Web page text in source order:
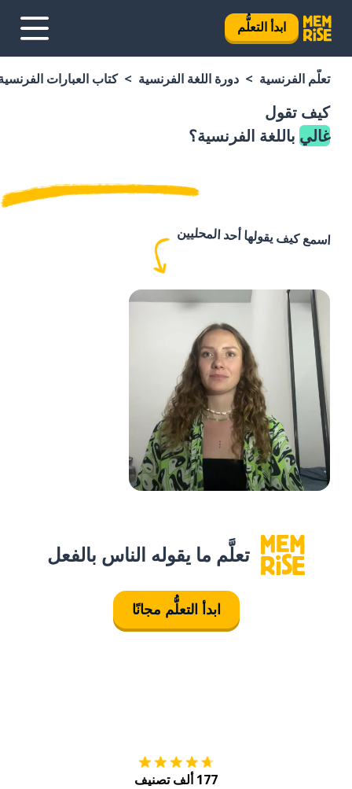
ابدأ التعلُّم
تعلَّم الفرنسية دورة اللغة الفرنسية كتاب العبارات
كيف تقول
غالي باللغة الفرنسية؟
اسمع كيف يقولها أحد المحليين
تعلَّم ما يقوله الناس بالفعل
ابدأ التعلُّم مجانًا
177 ألف تصنيف